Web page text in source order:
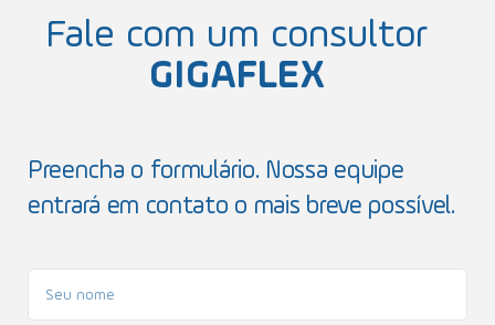
Fale com um consultor
GIGAFLEX
Preencha o formulário. Nossa equipe
entrará em contato o mais breve possível.